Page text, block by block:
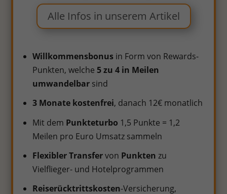
Alle Infos in unserem Artikel
Willkommensbonus in Form von Rewards-
Punkten, welche 5 zu 4 in Meilen
umwandelbar sind
3 Monate kostenfrei, danach 12€ monatlich
Mit dem Punkteturbo 1,5 Punkte = 1,2
Meilen pro Euro Umsatz sammeln
Flexibler Transfervon Punkten zu
Vielflieger- und Hotelprogrammen
Reiserücktrittskosten-Versicherung,